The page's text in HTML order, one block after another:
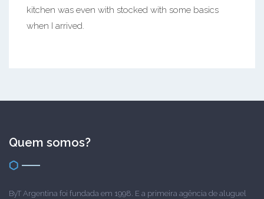
kitchen was even with stocked with some basics
when I arrived.
Quem somos?
ByT Argentina foi fundada em 1998. E a primeira agência de aluguel